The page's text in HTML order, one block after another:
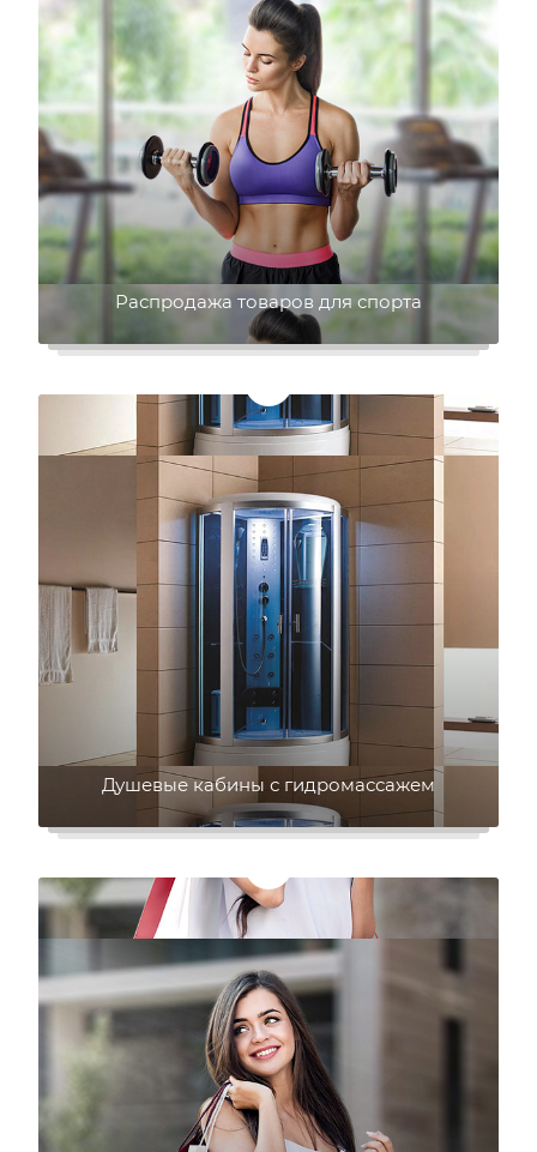
Распродажа товаров для спорта
Душевые кабины с гидромассажем